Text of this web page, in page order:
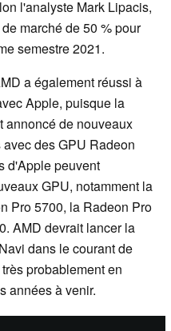
l'analyste Mark Lipacis,
marché de 50 % pour
semestre 2021.
a également réussi à
Apple, puisque la
annoncé de nouveaux
des GPU Radeon
d'Apple peuvent
GPU, notamment la
Pro 5700, la Radeon Pro
AMD devrait lancer la
dans le courant de
probablement en
années à venir.